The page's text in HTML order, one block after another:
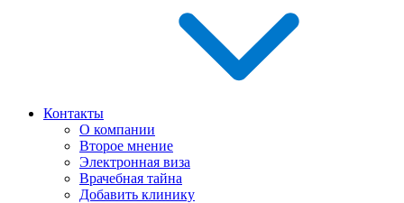
Контакты
О компании
Второе мнение
Электронная виза
Врачебная тайна
Добавить клинику